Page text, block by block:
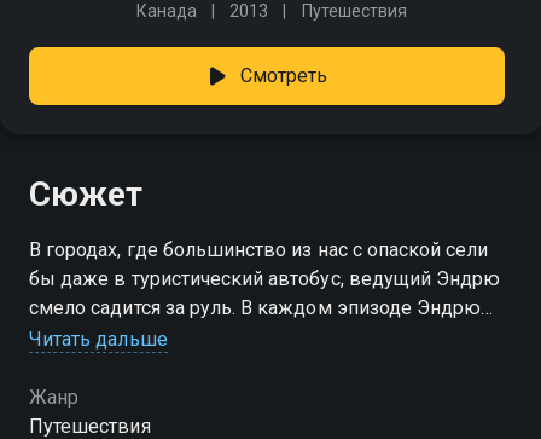
Канада 2013 Путешествия
Смотреть
Сюжет
В городах, где большинство из нас с опаской сели
бы даже в туристический автобус, ведущий Эндрю
смело садится за руль. В каждом эпизоде Эндрю
встретится с местными таксистами,
которые поделятся своим опытом
Читать дальше
Жанр
Путешествия